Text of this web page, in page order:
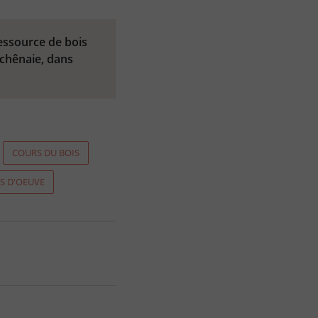
de bois
dans
COURS DU BOIS
D'OEUVE